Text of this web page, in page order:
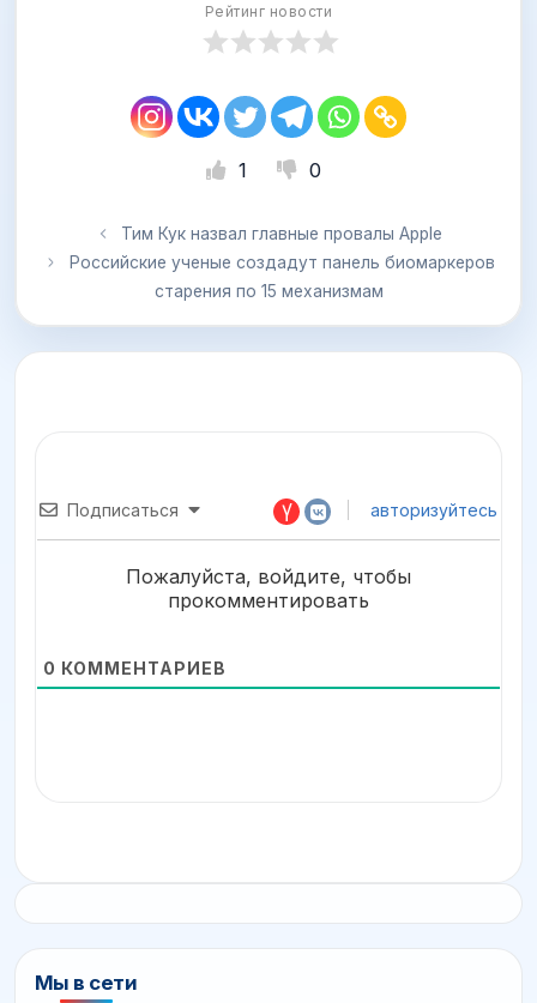
Рейтинг новости
1 0
Тим Кук назвал главные провалы Apple
Российские ученые создадут панель биомаркеров
старения по 15 механизмам
Подписаться авторизуйтесь
Пожалуйста, войдите, чтобы
прокомментировать
0 КОММЕНТАРИЕВ
Мы в сети